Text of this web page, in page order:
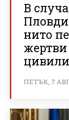
В
нито
жертви
ПЕТЪК, 7